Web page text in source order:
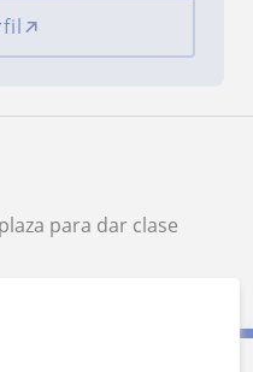
para dar clase